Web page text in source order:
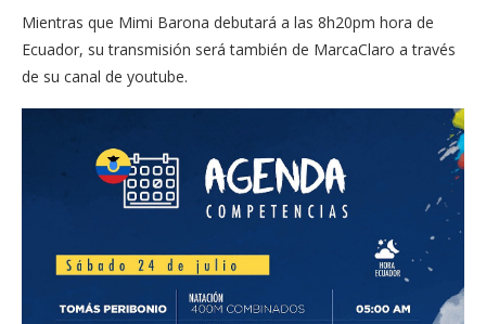
Mientras que Mimi Barona debutará a las 8h20pm hora de
Ecuador, su transmisión será también de MarcaClaro a través
de su canal de youtube.